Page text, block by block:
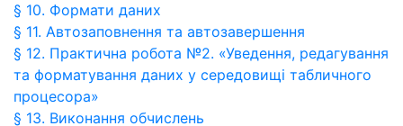
§ 10. Формати даних
§ 11. Автозаповнення та автозавершення
§ 12. Практична робота №2. «Уведення, редагування
та форматування даних у середовищі табличного
процесора»
§ 13. Виконання обчислень